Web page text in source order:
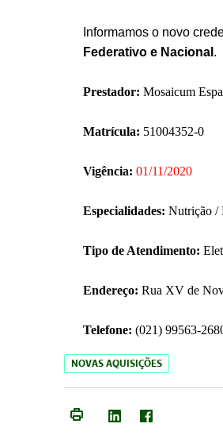
Informamos o novo
Federativo e Nacional .
Prestador: Mosaicum
Matrícula: 51004352-0
Vigência: 01/11/2020
Especialidades: Nutrição /
Tipo de Atendimento:
Endereço: Rua XV de
Telefone: (021) 99563-
NOVAS AQUISIÇÕES